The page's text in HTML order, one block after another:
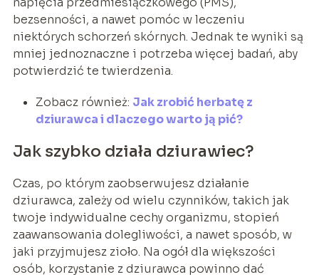
bezsenności, a nawet pomóc w leczeniu
niektórych schorzeń skórnych. Jednak te wyniki są
mniej jednoznaczne i potrzeba więcej badań, aby
potwierdzić te twierdzenia.
Zobacz również: Jak zrobić herbatę z
dziurawca i dlaczego warto ją pić?
Jak szybko działa dziurawiec?
Czas, po którym zaobserwujesz działanie
dziurawca, zależy od wielu czynników, takich jak
twoje indywidualne cechy organizmu, stopień
zaawansowania dolegliwości, a nawet sposób, w
jaki przyjmujesz zioło. Na ogół dla większości
osób, korzystanie z dziurawca powinno dać